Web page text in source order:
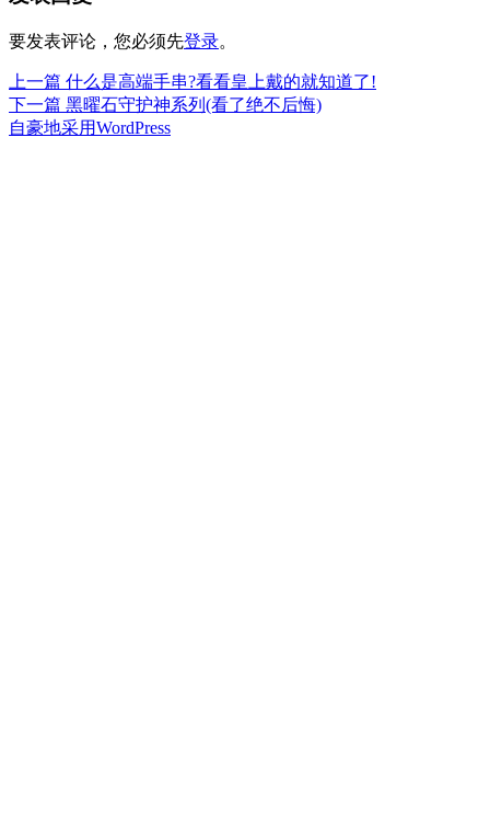
要发表评论，您必须先登录。
文
章
上一篇 上
篇
文
什么是高端手串?看看皇上戴的就知道了!
下一篇 下
篇
黑曜石守护神系列(看了绝不后悔)
自豪地采用WordPress